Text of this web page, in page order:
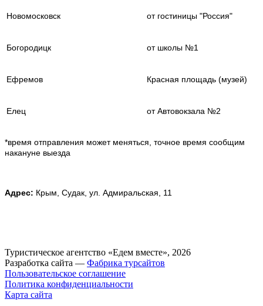
Новомосковск от гостиницы "Россия"
Богородицк от школы №1
Ефремов Красная площадь (музей)
Елец от Автовокзала №2
*время отправления может меняться, точное время сообщим
накануне выезда
Адрес: Крым, Судак, ул. Адмиральская, 11
Туристическое агентство «Едем вместе», 2026
Разработка сайта — Фабрика турсайтов
Пользовательское соглашение
Политика конфиденциальности
Карта сайта